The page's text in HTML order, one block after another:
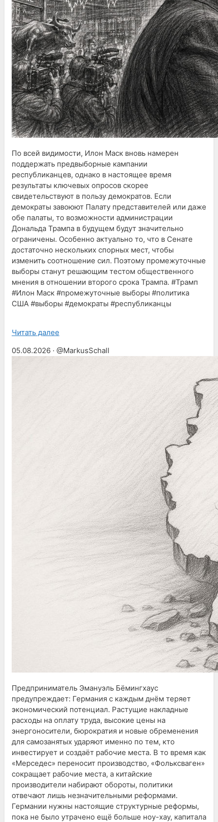
По всей видимости, Илон Маск вновь намерен
поддержать предвыборные кампании
республиканцев, однако в настоящее время
результаты ключевых опросов скорее
свидетельствуют в пользу демократов. Если
демократы завоюют Палату представителей или даже
обе палаты, то возможности администрации
Дональда Трампа в будущем будут значительно
ограничены. Особенно актуально то, что в Сенате
достаточно нескольких спорных мест, чтобы
изменить соотношение сил. Поэтому промежуточные
выборы станут решающим тестом общественного
мнения в отношении второго срока Трампа. #Трамп
#Илон Маск #промежуточные выборы #политика
США #выборы #демократы #республиканцы
Читать далее
05.08.2026 · @MarkusSchall
Предприниматель Эмануэль Бёмингхаус
предупреждает: Германия с каждым днём теряет
экономический потенциал. Растущие накладные
расходы на оплату труда, высокие цены на
энергоносители, бюрократия и новые обременения
для самозанятых ударяют именно по тем, кто
инвестирует и создаёт рабочие места. В то время как
«Мерседес» переносит производство, «Фольксваген»
сокращает рабочие места, а китайские
производители набирают обороты, политики
отвечают лишь незначительными реформами.
Германии нужны настоящие структурные реформы,
пока не было утрачено ещё больше ноу-хау, капитала